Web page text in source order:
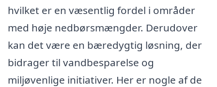
hvilket er en væsentlig fordel i områder
med høje nedbørsmængder. Derudover
kan det være en bæredygtig løsning, der
bidrager til vandbesparelse og
miljøvenlige initiativer. Her er nogle af de